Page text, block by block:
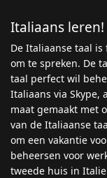
Italiaans leren!
De Italiaanse taal
om te spreken. De
taal perfect wil
Italiaans via Skype,
maat gemaakt met
van de Italiaanse
om een vakantie
beheersen voor
tweede huis in